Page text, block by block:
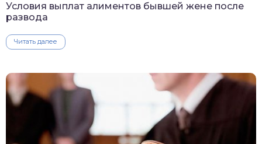
Условия выплат алиментов бывшей жене после
развода
Читать далее